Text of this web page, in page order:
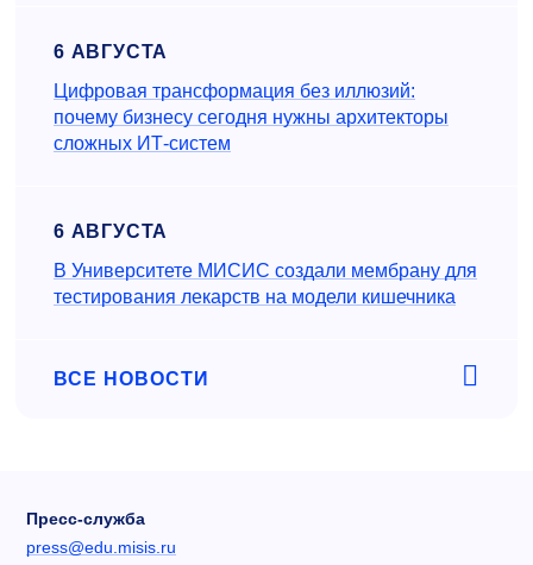
6 АВГУСТА
Цифровая трансформация без иллюзий:
почему бизнесу сегодня нужны архитекторы
сложных ИТ-систем
6 АВГУСТА
В Университете МИСИС создали мембрану для
тестирования лекарств на модели кишечника
ВСЕ НОВОСТИ
Пресс-служба
press@edu.misis.ru